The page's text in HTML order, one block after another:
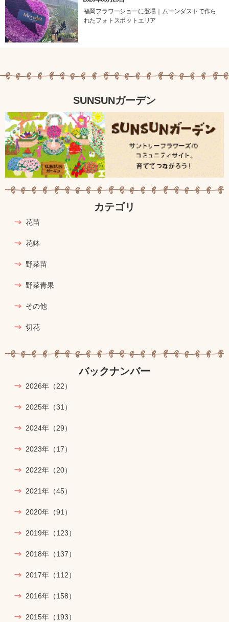
福岡フラワーショーに登場｜ムーンダストで作ら
れたフォトスポットエリア
SUNSUNガーデン
カテゴリ
花苗
花鉢
野菜苗
野菜青果
その他
切花
バックナンバー
2026年 （22）
2025年 （31）
2024年 （29）
2023年 （17）
2022年 （20）
2021年 （45）
2020年 （91）
2019年 （123）
2018年 （137）
2017年 （112）
2016年 （158）
2015年 （193）